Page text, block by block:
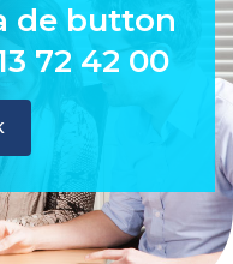
de button
72 42 00